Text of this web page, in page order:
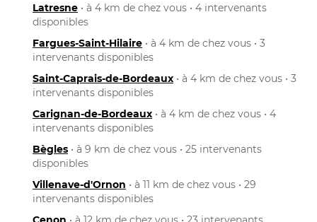
Latresne • à 4 km de chez vous • 4 intervenants
disponibles
Fargues-Saint-Hilaire • à 4 km de chez vous • 3
intervenants disponibles
Saint-Caprais-de-Bordeaux • à 4 km de chez vous • 3
intervenants disponibles
Carignan-de-Bordeaux • à 4 km de chez vous • 4
intervenants disponibles
Bègles • à 9 km de chez vous • 25 intervenants
disponibles
Villenave-d'Ornon • à 11 km de chez vous • 29
intervenants disponibles